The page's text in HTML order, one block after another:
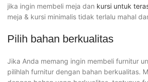
jika ingin membeli meja dan kursi untuk
meja & kursi minimalis tidak terlalu mahal
Pilih bahan berkualitas
Jika Anda memang ingin membeli furnitur
pilihlah furnitur dengan bahan berkualitas.